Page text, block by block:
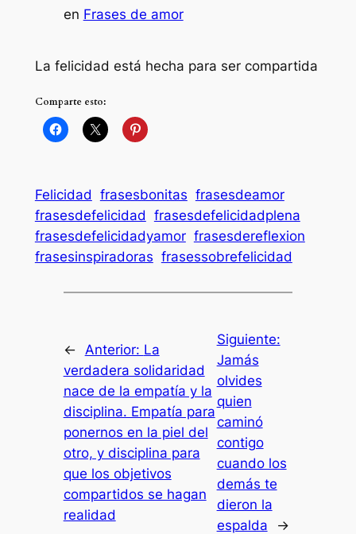
en Frases de amor
La felicidad está hecha para ser compartida
Comparte esto:
Felicidad frasesbonitas frasesdeamor
frasesdefelicidad frasesdefelicidadplena
frasesdefelicidadyamor frasesdereflexion
frasesinspiradoras frasessobrefelicidad
← Anterior: La
verdadera solidaridad
nace de la empatía y la
disciplina. Empatía para
ponernos en la piel del
otro, y disciplina para
que los objetivos
compartidos se hagan
realidad
Siguiente:
Jamás
olvides
quien
caminó
contigo
cuando los
demás te
dieron la
espalda
→